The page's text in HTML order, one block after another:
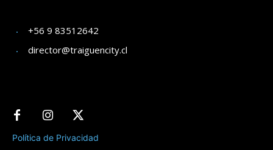
+56 9 83512642
director@traiguencity.cl
Política de Privacidad